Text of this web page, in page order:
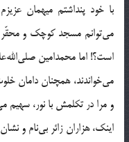
با خود پنداشتم میهمان
می‌توانم مسجد کوچک و
است؟! اما محمدامین
می‌خواندند، همچنان دامان
و مرا در تکلمش با نور، سهیم
اینک، هزاران زائر بی‌نام و